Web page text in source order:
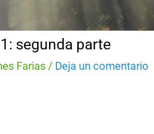
segunda parte
Farias/ Deja un comentario